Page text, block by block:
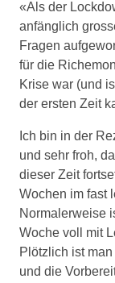
«Als der
anfänglich
Fragen
für die
Krise war (und
der ersten Zeit
Ich bin in der
und sehr froh,
dieser Zeit
Wochen im fast
Normalerweise
Woche voll mit
Plötzlich ist
und die